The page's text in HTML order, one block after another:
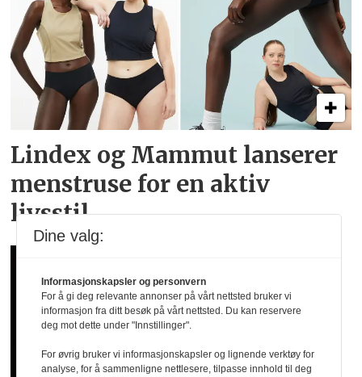
Lindex og Mammut lanserer
menstruse for en aktiv
livsstil
Dine valg:
Informasjonskapsler og personvern
For å gi deg relevante annonser på vårt nettsted bruker vi
informasjon fra ditt besøk på vårt nettsted. Du kan reservere
deg mot dette under "Innstillinger".
For øvrig bruker vi informasjonskapsler og lignende verktøy for
analyse, for å sammenligne nettlesere, tilpasse innhold til deg